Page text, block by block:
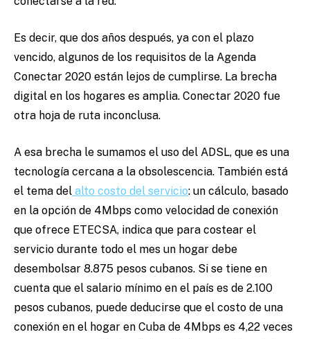
Es decir, que dos años después, ya con el plazo
vencido, algunos de los requisitos de la Agenda
Conectar 2020 están lejos de cumplirse. La brecha
digital en los hogares es amplia. Conectar 2020 fue
otra hoja de ruta inconclusa.
A esa brecha le sumamos el uso del ADSL, que es una
tecnología cercana a la obsolescencia. También está
el tema del alto costo del servicio: un cálculo, basado
en la opción de 4Mbps como velocidad de conexión
que ofrece ETECSA, indica que para costear el
servicio durante todo el mes un hogar debe
desembolsar 8.875 pesos cubanos. Si se tiene en
cuenta que el salario mínimo en el país es de 2.100
pesos cubanos, puede deducirse que el costo de una
conexión en el hogar en Cuba de 4Mbps es 4,22 veces